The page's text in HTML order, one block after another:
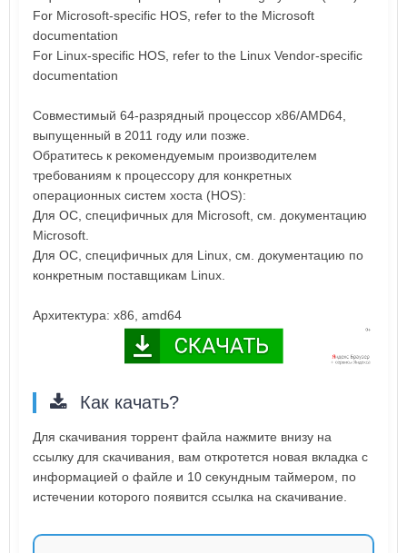
For Microsoft-specific HOS, refer to the Microsoft
documentation
For Linux-specific HOS, refer to the Linux Vendor-specific
documentation
Совместимый 64-разрядный процессор x86/AMD64,
выпущенный в 2011 году или позже.
Обратитесь к рекомендуемым производителем
требованиям к процессору для конкретных
операционных систем хоста (HOS):
Для ОС, специфичных для Microsoft, см. документацию
Microsoft.
Для ОС, специфичных для Linux, см. документацию по
конкретным поставщикам Linux.
Архитектура: x86, amd64
Как качать?
Для скачивания торрент файла нажмите внизу на
ссылку для скачивания, вам откротется новая вкладка с
информацией о файле и 10 секундным таймером, по
истечении которого появится ссылка на скачивание.